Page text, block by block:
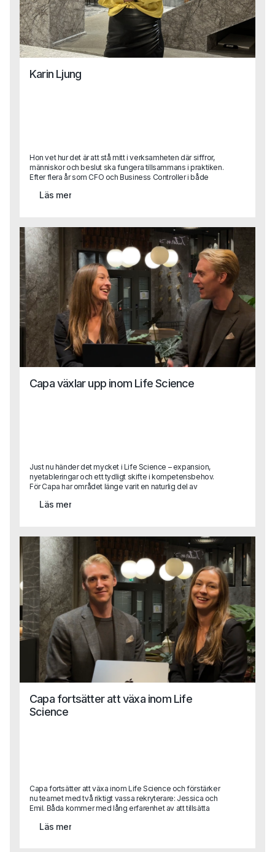
Karin Ljung
Hon vet hur det är att stå mitt i verksamheten där siffror,
människor och beslut ska fungera tillsammans i praktiken.
Efter flera år som CFO och Business Controller i både
in som Business Area Lead på Capa.Med sin erfarenhet
person för att göra det. Karins perspektiv blir ett värdefullt
tillskott i vårt arbete med att hjälpa företag förstå sina
verkliga behov, och samtidigt stötta våra konsulter i att nå
sin fulla potential ute hos kund.Vi tog en pratstund med
Karin för att lära känna henne lite bättre och höra mer om
hur hon ser på sin nya roll, vad som driver henne och vad
hon hoppas kunna bidra med på Capa.
Läs mer
Capa växlar upp inom Life Science
Just nu händer det mycket i Life Science – expansion,
nyetableringar och ett tydligt skifte i kompetensbehov.
För Capa har området länge varit en naturlig del av
dedikerat affärsområde och två erfarna rekryterare på
Läs mer
Capa fortsätter att växa inom Life
Science
Capa fortsätter att växa inom Life Science och förstärker
nu teamet med två riktigt vassa rekryterare: Jessica och
Emil. Båda kommer med lång erfarenhet av att tillsätta
medicinteknik och blir en viktig del i vår satsning på att
Läs mer